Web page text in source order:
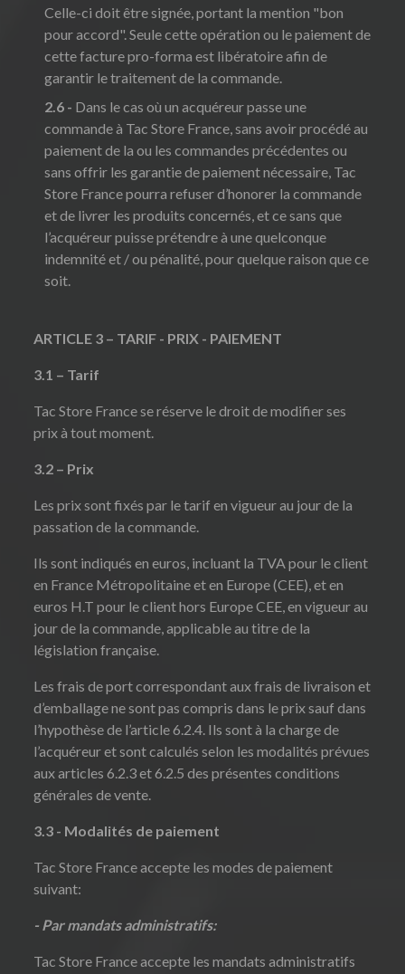
Celle-ci doit être signée, portant la mention "bon
pour accord". Seule cette opération ou le paiement de
cette facture pro-forma est libératoire afin de
garantir le traitement de la commande.
2.6 - Dans le cas où un acquéreur passe une
commande à Tac Store France, sans avoir procédé au
paiement de la ou les commandes précédentes ou
sans offrir les garantie de paiement nécessaire, Tac
Store France pourra refuser d’honorer la commande
et de livrer les produits concernés, et ce sans que
l’acquéreur puisse prétendre à une quelconque
indemnité et / ou pénalité, pour quelque raison que ce
soit.
ARTICLE 3 – TARIF - PRIX - PAIEMENT
3.1 – Tarif
Tac Store France se réserve le droit de modifier ses
prix à tout moment.
3.2 – Prix
Les prix sont fixés par le tarif en vigueur au jour de la
passation de la commande.
Ils sont indiqués en euros, incluant la TVA pour le client
en France Métropolitaine et en Europe (CEE), et en
euros H.T pour le client hors Europe CEE, en vigueur au
jour de la commande, applicable au titre de la
législation française.
Les frais de port correspondant aux frais de livraison et
d’emballage ne sont pas compris dans le prix sauf dans
l’hypothèse de l’article 6.2.4. Ils sont à la charge de
l’acquéreur et sont calculés selon les modalités prévues
aux articles 6.2.3 et 6.2.5 des présentes conditions
générales de vente.
3.3 - Modalités de paiement
Tac Store France accepte les modes de paiement
suivant:
- Par mandats administratifs:
Tac Store France accepte les mandats administratifs